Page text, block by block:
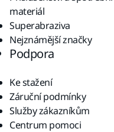
materiál
Superabraziva
Nejznámější značky
Podpora
Ke stažení
Záruční podmínky
Služby zákazníkům
Centrum pomoci